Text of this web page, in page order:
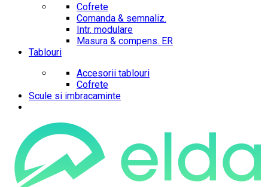
Cofrete
Comanda & semnaliz.
Intr. modulare
Masura & compens. ER
Tablouri
Accesorii tablouri
Cofrete
Scule si imbracaminte